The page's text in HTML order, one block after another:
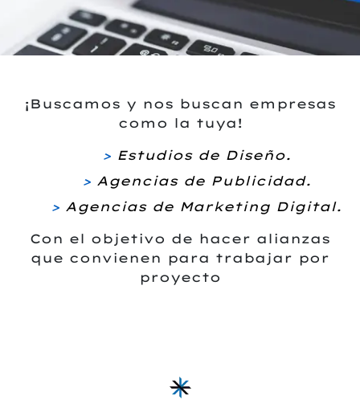
¡Buscamos y nos buscan empresas
como la tuya!
> Estudios de Diseño.
> Agencias de Publicidad.
> Agencias de Marketing Digital.
Con el objetivo de hacer alianzas
que convienen para trabajar por
proyecto